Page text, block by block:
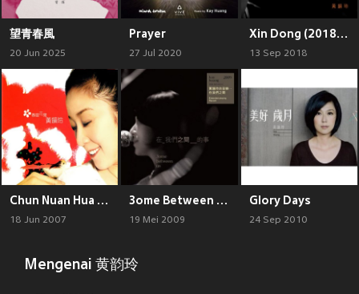
望青春風
20 Jun 2025
Prayer
27 Jul 2020
Xin Dong (2018 Lu Yin Peng Xian Chang Ban)
13 Sep 2018
Chun Nuan Hua Kai
18 Jun 2007
3ome Between Us
19 Mei 2009
Glory Days
24 Sep 2010
Mengenai 黄韵玲